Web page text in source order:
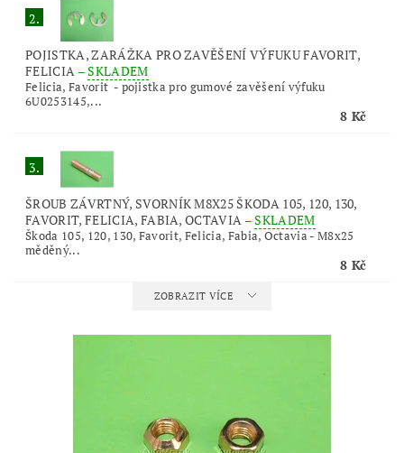
2.
POJISTKA, ZARÁŽKA PRO ZAVĚŠENÍ VÝFUKU FAVORIT,
FELICIA –SKLADEM
Felicia, Favorit - pojistka pro gumové zavěšení výfuku
6U0253145,...
8 Kč
3.
ŠROUB ZÁVRTNÝ, SVORNÍK M8X25 ŠKODA 105, 120, 130,
FAVORIT, FELICIA, FABIA, OCTAVIA –SKLADEM
Škoda 105, 120, 130, Favorit, Felicia, Fabia, Octavia - M8x25
měděný...
8 Kč
ZOBRAZIT VÍCE